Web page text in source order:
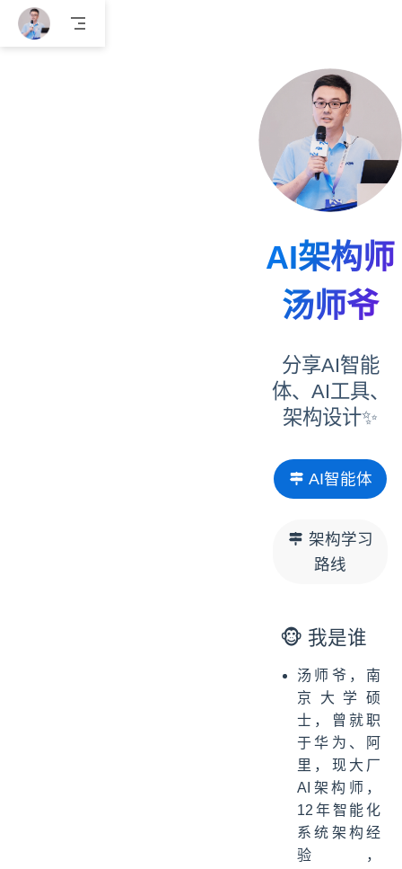
跳至主要內容
AI架构师
汤师爷
分享AI智能
体、AI工具、
架构设计✨
AI智能体
架构学习
路线
🐵 ‍我是谁
汤师爷，南
京大学硕
士，曾就职
于华为、阿
里，现大厂
AI架构师，
12年智能化
系统架构经
验，